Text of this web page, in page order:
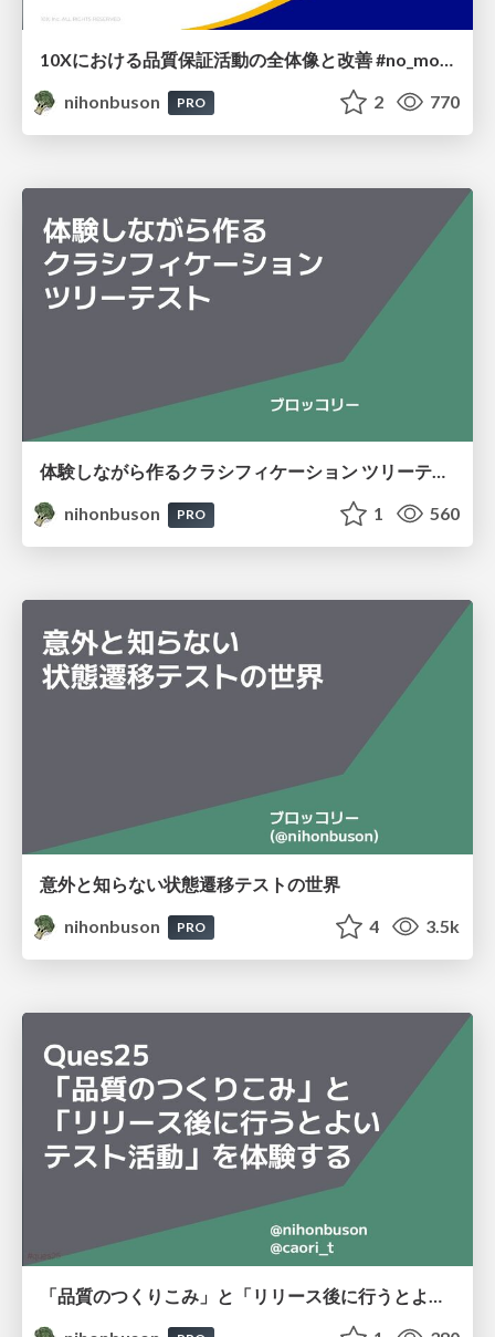
10Xにおける品質保証活動の全体像と改善 #no_more_wait_for_test
nihonbuson
PRO 2 770
体験しながら作るクラシフィケーション ツリーテスト
nihonbuson
PRO 1 560
意外と知らない状態遷移テストの世界
nihonbuson
PRO 4 3.5k
「品質のつくりこみ」と「リリース後に行うとよいテスト活動」を体験する